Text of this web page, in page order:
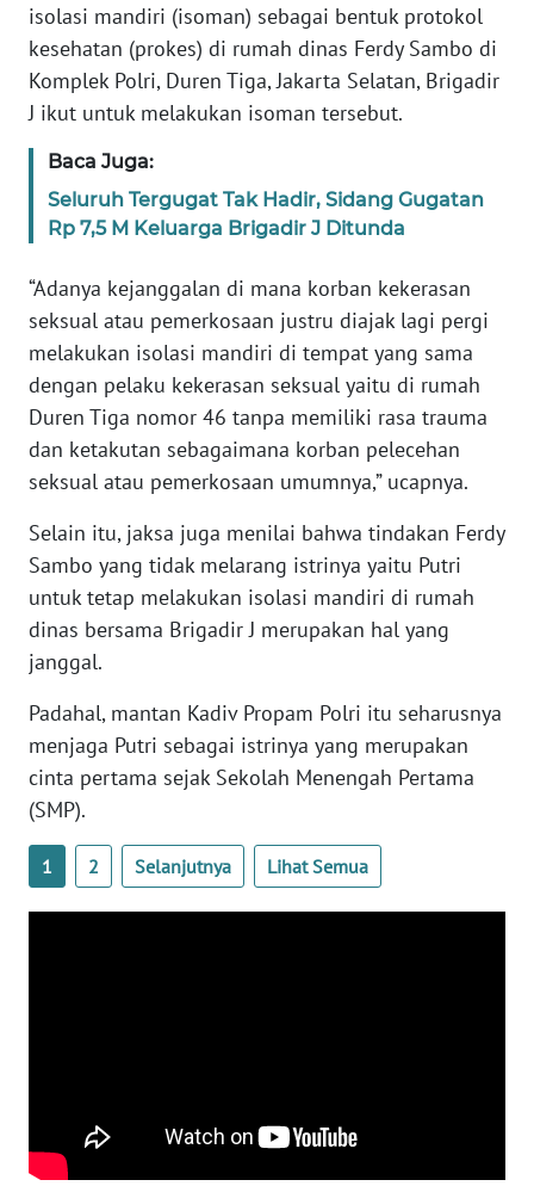
isolasi mandiri (isoman) sebagai bentuk protokol
kesehatan (prokes) di rumah dinas Ferdy Sambo di
Komplek Polri, Duren Tiga, Jakarta Selatan, Brigadir
J ikut untuk melakukan isoman tersebut.
Baca Juga:
Seluruh Tergugat Tak Hadir, Sidang Gugatan
Rp 7,5 M Keluarga Brigadir J Ditunda
“Adanya kejanggalan di mana korban kekerasan
seksual atau pemerkosaan justru diajak lagi pergi
melakukan isolasi mandiri di tempat yang sama
dengan pelaku kekerasan seksual yaitu di rumah
Duren Tiga nomor 46 tanpa memiliki rasa trauma
dan ketakutan sebagaimana korban pelecehan
seksual atau pemerkosaan umumnya,” ucapnya.
Selain itu, jaksa juga menilai bahwa tindakan Ferdy
Sambo yang tidak melarang istrinya yaitu Putri
untuk tetap melakukan isolasi mandiri di rumah
dinas bersama Brigadir J merupakan hal yang
janggal.
Padahal, mantan Kadiv Propam Polri itu seharusnya
menjaga Putri sebagai istrinya yang merupakan
cinta pertama sejak Sekolah Menengah Pertama
(SMP).
1 2 Selanjutnya Lihat Semua
WN
JABAR
BANTEN
WN
WN
WN
PAPUA
WN
BARAT
WN
RIAU
SERAMBI
WN
JAMBI
SULTRA
WN
SULBAR